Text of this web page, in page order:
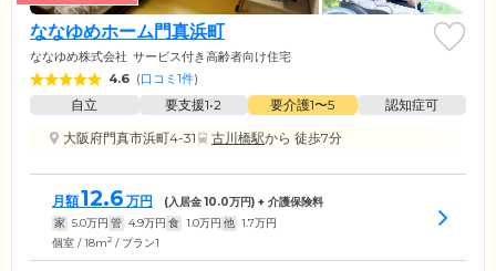
ななゆめホーム門真浜町
ななゆめ株式会社 サービス付き高齢者向け住宅
4.6 (口コミ1件)
自立 要支援1•2 要介護1〜5
認知症可
大阪府門真市浜町4-31
古川橋駅から 徒歩7分
月額12.6 万円 (入居金10.0万円) + 介護保険料
家 5.0万円 管 4.9万円 食 1.0万円 他 1.7万円
個室 / 18m2 / プラン1